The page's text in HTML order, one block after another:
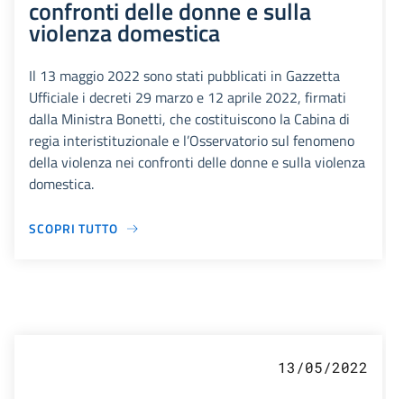
confronti delle donne e sulla
violenza domestica
Il 13 maggio 2022 sono stati pubblicati in Gazzetta
Ufficiale i decreti 29 marzo e 12 aprile 2022, firmati
dalla Ministra Bonetti, che costituiscono la Cabina di
regia interistituzionale e l’Osservatorio sul fenomeno
della violenza nei confronti delle donne e sulla violenza
domestica.
SCOPRI TUTTO
13/05/2022